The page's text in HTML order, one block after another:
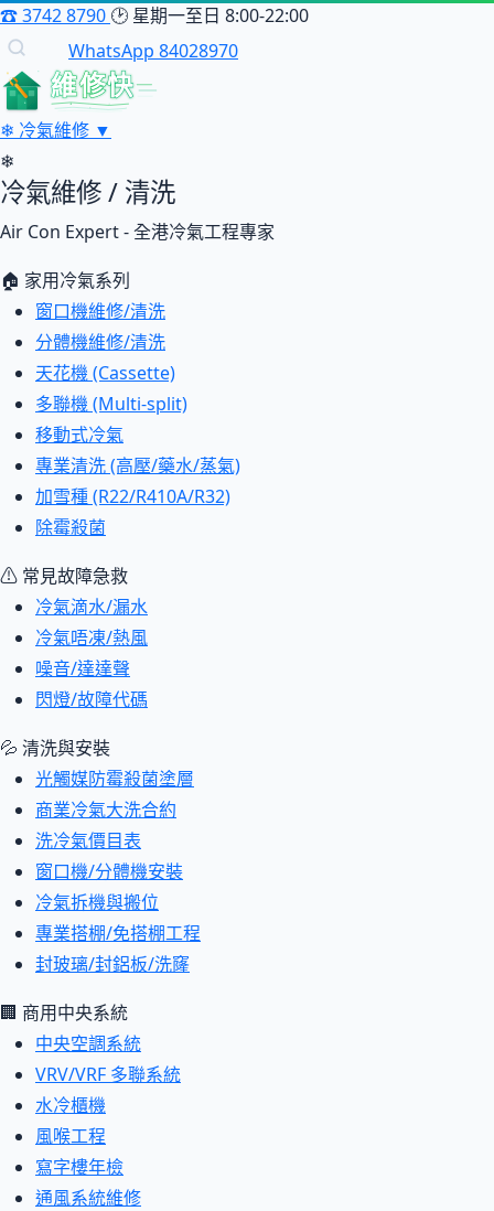
☎3742 8790 🕑 星期一至日 8:00-22:00
WhatsApp 84028970
維修快
❄ 冷氣維修 ▼
❄
冷氣維修 / 清洗
Air Con Expert - 全港冷氣工程專家
🏠 家用冷氣系列
窗口機維修/清洗
分體機維修/清洗
天花機 (Cassette)
多聯機 (Multi-split)
移動式冷氣
專業清洗 (高壓/藥水/蒸氣)
加雪種 (R22/R410A/R32)
除霉殺菌
⚠ 常見故障急救
冷氣滴水/漏水
冷氣唔凍/熱風
噪音/達達聲
閃燈/故障代碼
💦 清洗與安裝
光觸媒防霉殺菌塗層
商業冷氣大洗合約
洗冷氣價目表
窗口機/分體機安裝
冷氣拆機與搬位
專業搭棚/免搭棚工程
封玻璃/封鋁板/洗窿
🏢 商用中央系統
中央空調系統
VRV/VRF 多聯系統
水冷櫃機
風喉工程
寫字樓年檢
通風系統維修